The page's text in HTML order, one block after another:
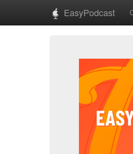
EasyPodcast